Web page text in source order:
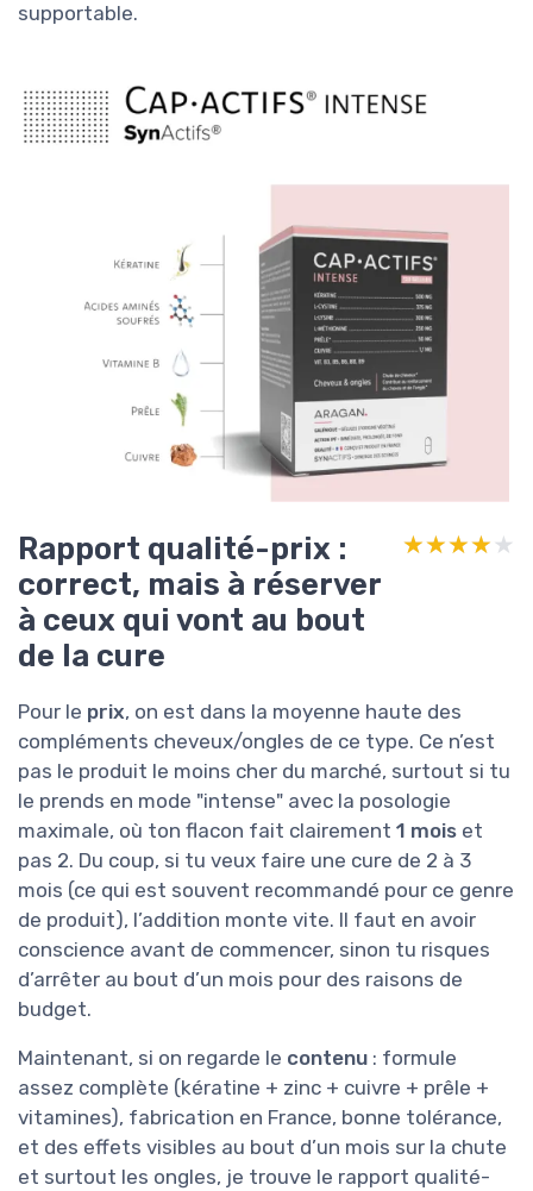
supportable.
Rapport qualité-prix :
correct, mais à réserver
à ceux qui vont au bout
de la cure
★★★★★
★★★★★
Pour le prix, on est dans la moyenne haute des
compléments cheveux/ongles de ce type. Ce n’est
pas le produit le moins cher du marché, surtout si tu
le prends en mode "intense" avec la posologie
maximale, où ton flacon fait clairement 1 mois et
pas 2. Du coup, si tu veux faire une cure de 2 à 3
mois (ce qui est souvent recommandé pour ce genre
de produit), l’addition monte vite. Il faut en avoir
conscience avant de commencer, sinon tu risques
d’arrêter au bout d’un mois pour des raisons de
budget.
Maintenant, si on regarde le contenu : formule
assez complète (kératine + zinc + cuivre + prêle +
vitamines), fabrication en France, bonne tolérance,
et des effets visibles au bout d’un mois sur la chute
et surtout les ongles, je trouve le rapport qualité-